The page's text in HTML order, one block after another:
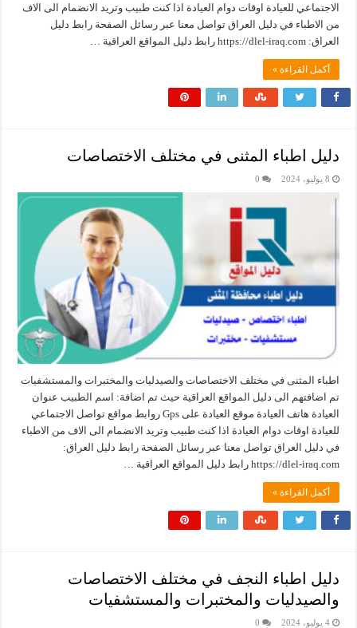
الاجتماعي للعيادة اوقات دوام العيادة اذا كنت طبيب وتريد الانضمام الى الاف
من الاطباء في دليل العراق تواصل معنا عبر رسائل الصفحة رابط دليل
العراق: ‏https://dlel-iraq.com رابط دليل المواقع العراقية …
أكمل القراءة »
دليل اطباء المثنى في مختلف الاختصاصات
8 يوليو، 2024 0
اطباء المثنى في مختلف الاختصاصات والصيدليات والمختبرات والمستشفيات
تم اضافتهم الى دليل المواقع العراقية حيث تم اضافة: اسم الطبيب عنوان
العيادة هاتف العيادة موقع العيادة على Gps روابط مواقع تواصل الاجتماعي
للعيادة اوقات دوام العيادة اذا كنت طبيب وتريد الانضمام الى الاف من الاطباء
في دليل العراق تواصل معنا عبر رسائل الصفحة رابط دليل العراق:
أكمل القراءة »
دليل اطباء النجف في مختلف الاختصاصات
والصيدليات والمختبرات والمستشفيات
4 يوليو، 2024 0